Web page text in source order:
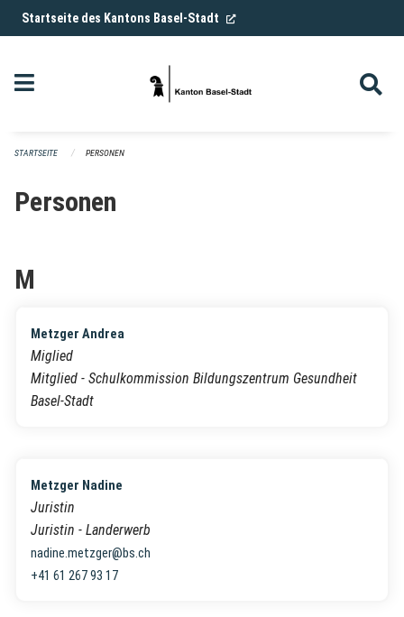
Navigation überspringen
Startseite des Kantons Basel-Stadt (External Link)
STARTSEITE PERSONEN
Personen
M
Metzger Andrea
Miglied
Mitglied - Schulkommission Bildungszentrum Gesundheit
Basel-Stadt
Metzger Nadine
Juristin
Juristin - Landerwerb
nadine.metzger@bs.ch
+41 61 267 93 17